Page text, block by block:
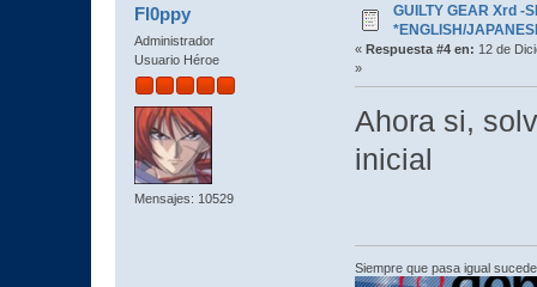
Fl0ppy
Administrador
Usuario Héroe
Mensajes: 10529
GUILTY GEAR Xrd -
*ENGLISH/
« Respuesta #4 en: 12 de
»
Ahora si,
inicial
Siempre que pasa igual